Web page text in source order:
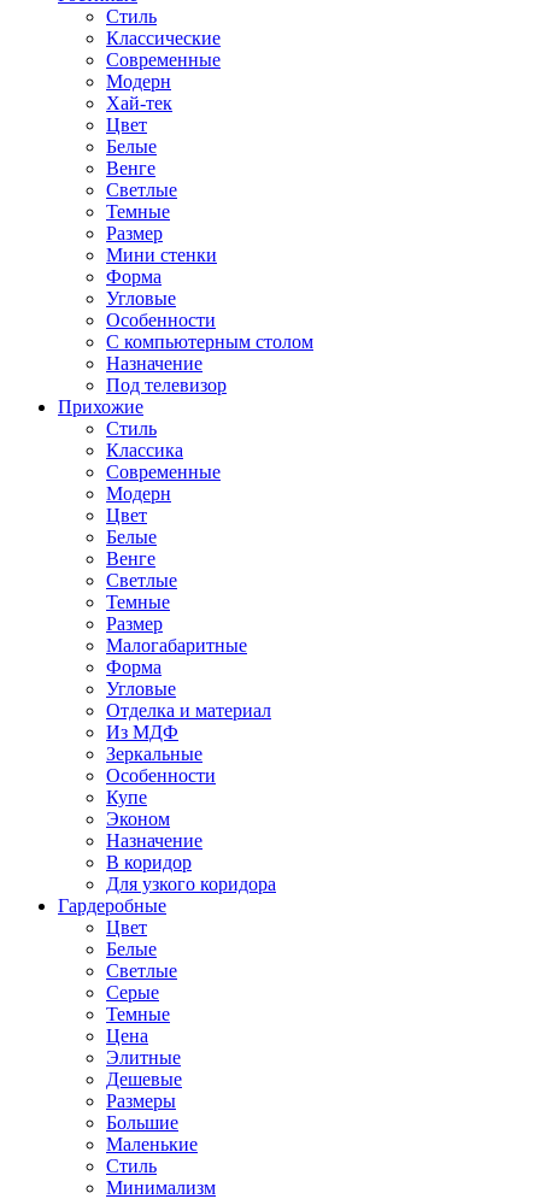
Стиль
Классические
Современные
Модерн
Хай-тек
Цвет
Белые
Венге
Светлые
Темные
Размер
Мини стенки
Форма
Угловые
Особенности
С компьютерным столом
Назначение
Под телевизор
Прихожие
Стиль
Классика
Современные
Модерн
Цвет
Белые
Венге
Светлые
Темные
Размер
Малогабаритные
Форма
Угловые
Отделка и материал
Из МДФ
Зеркальные
Особенности
Купе
Эконом
Назначение
В коридор
Для узкого коридора
Гардеробные
Цвет
Белые
Светлые
Серые
Темные
Цена
Элитные
Дешевые
Размеры
Большие
Маленькие
Стиль
Минимализм